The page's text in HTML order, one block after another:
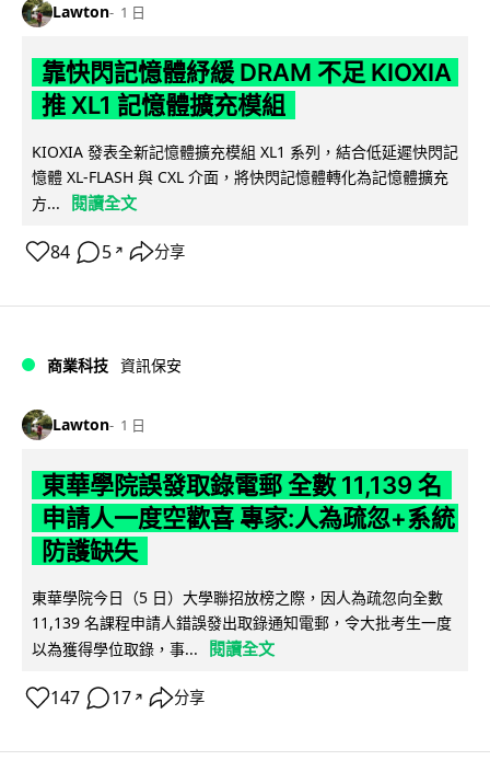
Lawton 1 日
靠快閃記憶體紓緩 DRAM 不足 KIOXIA
推 XL1 記憶體擴充模組
KIOXIA 發表全新記憶體擴充模組 XL1 系列，結合低延遲快閃記
憶體 XL-FLASH 與 CXL 介面，將快閃記憶體轉化為記憶體擴充
方...
閱讀全文
84 5 ↗ 分享
商業科技 資訊保安
Lawton 1 日
東華學院誤發取錄電郵 全數 11,139 名
申請人一度空歡喜 專家:人為疏忽+系統
防護缺失
東華學院今日（5 日）大學聯招放榜之際，因人為疏忽向全數
11,139 名課程申請人錯誤發出取錄通知電郵，令大批考生一度
以為獲得學位取錄，事...
閱讀全文
147 17 ↗ 分享